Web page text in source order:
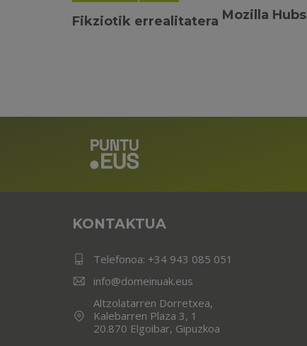
Fikziotik errealitatera Mozilla Hubs
KONTAKTUA
Telefonoa: +34 943 085 051
info@domeinuak.eus
Altzolatarren Dorretxea,
Kalebarren Plaza 3, 1
20.870 Elgoibar, Gipuzkoa